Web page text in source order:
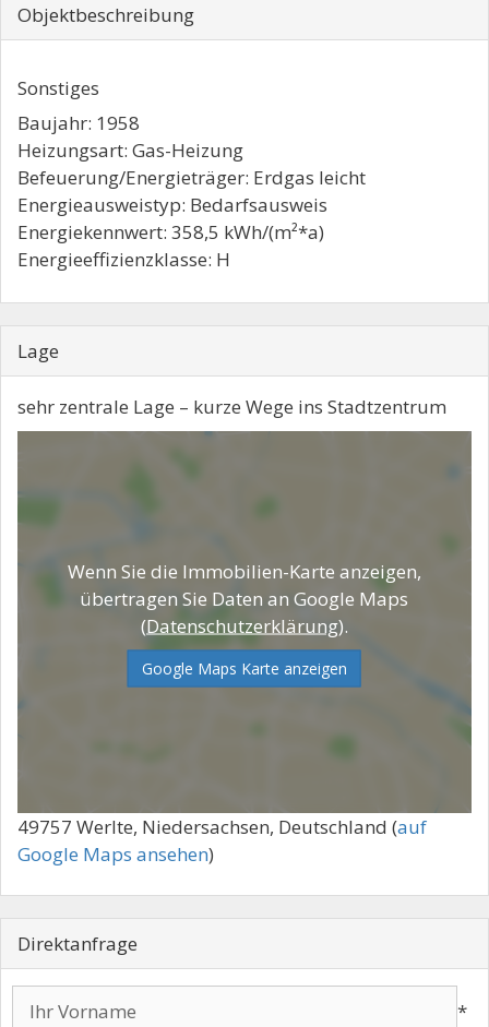
Objekt­beschreibung
Sonstiges
Baujahr: 1958
Heizungsart: Gas-Heizung
Befeuerung/Energieträger: Erdgas leicht
Energieausweistyp: Bedarfsausweis
Energiekennwert: 358,5 kWh/(m²*a)
Energieeffizienzklasse: H
Lage
sehr zentrale Lage – kurze Wege ins Stadtzentrum
Wenn Sie die Immobilien-Karte anzeigen,
übertragen Sie Daten an Google Maps
(Datenschutzerklärung).
Google Maps Karte anzeigen
49757 Werlte, Niedersachsen, Deutschland (auf
Google Maps ansehen)
Direktanfrage
*